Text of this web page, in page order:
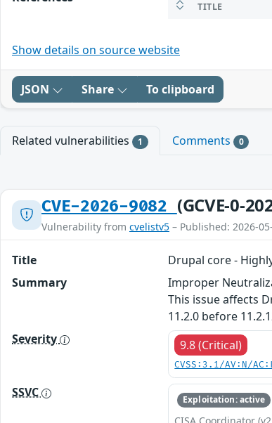
TITLE
Show details on source website
JSON Share To clipboard
Related vulnerabilities 1 Comments 0
CVE-2026-9082 (GCVE-0-
Vulnerability from cvelistv5 – Published: 2026-
Title
Drupal core -
Summary
Improper
This issue affects
11.2.0 before
Severity
9.8 (Critical)
CVSS:3.1/AV:N/
SSVC Exploitation: active
CISA Coordinator